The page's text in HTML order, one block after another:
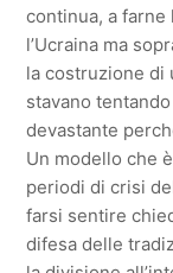
continua, a farne
l’Ucraina ma
la costruzione di
stavano
devastante
Un modello che
periodi di crisi
farsi sentire
difesa delle